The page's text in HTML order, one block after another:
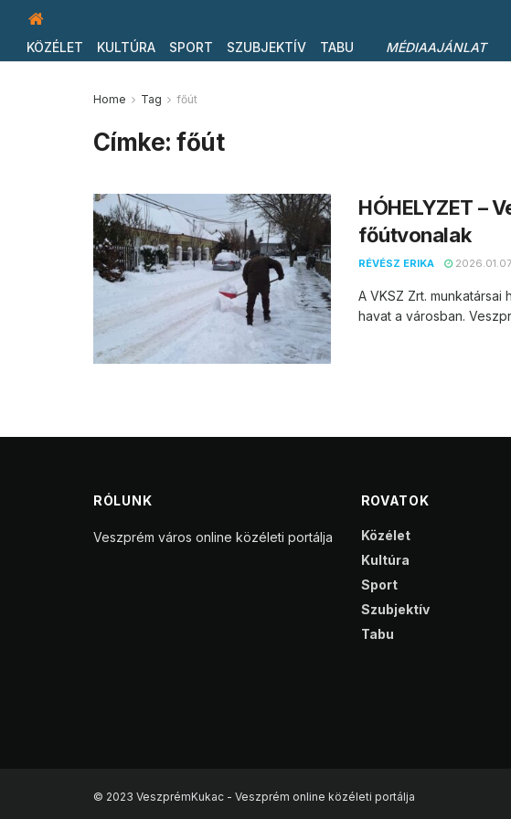
KÖZÉLET KULTÚRA SPORT SZUBJEKTÍV TABU MÉDIAAJÁNLAT
Home Tag főút
Címke:főút
HÓHELYZET –
főútvonalak
RÉVÉSZ ERIKA
A VKSZ Zrt.
havat a városban.
RÓLUNK
Veszprém város online közéleti portálja
ROVATOK
Közélet
Kultúra
Sport
Szubjektív
Tabu
© 2023 VeszprémKukac - Veszprém online közéleti portálja